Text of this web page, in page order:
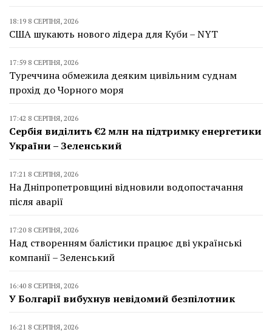
18:19 8 СЕРПНЯ, 2026
США шукають нового лідера для Куби – NYT
17:59 8 СЕРПНЯ, 2026
Туреччина обмежила деяким цивільним суднам
прохід до Чорного моря
17:42 8 СЕРПНЯ, 2026
Сербія виділить €2 млн на підтримку енергетики
України – Зеленський
17:21 8 СЕРПНЯ, 2026
На Дніпропетровщині відновили водопостачання
після аварії
17:20 8 СЕРПНЯ, 2026
Над створенням балістики працює дві українські
компанії – Зеленський
16:40 8 СЕРПНЯ, 2026
У Болгарії вибухнув невідомий безпілотник
16:21 8 СЕРПНЯ, 2026